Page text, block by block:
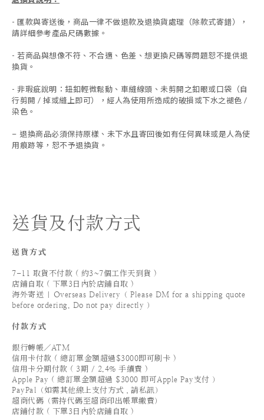
- 匯款與寄送後，商品一律不做退款及退換貨處理（除款式寄錯），
請詳細參考產品尺碼數據 。
- 若商品與想像不符、不合適、色差、想更換尺碼等問題恕不提供退
換貨。
- 非瑕疵說明：鈕釦輕微鬆動、車縫線頭、未剪開之釦眼或口袋（自
行剪開 / 掉或縫上即可），經人為使用所造成的破損或下水之褪色 /
染色。
- 退換商品必須保持原樣、未下水且寄回後如有任何異味或是人為使
用痕跡等 ， 恕不予退換貨。
送貨及付款方式
送貨方式
7-11 取貨不付款 ( 約3~7個工作天到貨 )
店鋪自取 ( 下單3日內於店鋪自取 )
海外寄送 | Overseas Delivery（ Please DM for a shipping quote
before ordering. Do not pay directly ）
付款方式
銀行轉帳／ATM
信用卡付款 ( 總訂單金額超過$3000即可刷卡 )
信用卡分期付款 ( 3期 / 2.4% 手續費 )
Apple Pay ( 總訂單金額超過 $3000 即可Apple Pay支付 ）
PayPal（如需其他線上支付方式，請私訊）
超商代碼（需持代碼至超商印出帳單繳費）
店鋪付款 ( 下單3日內於店鋪自取 )